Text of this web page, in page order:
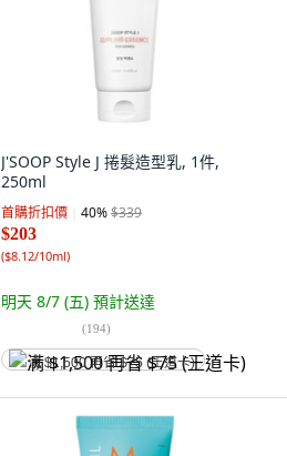
J'SOOP Style J 捲髮造型乳, 1件,
250ml
首購折扣價 40%$339
$203
($8.12/10ml)
明天 8/7 (五) 預計送達
(194)
满 $1,500 再省 $75 (王道卡)